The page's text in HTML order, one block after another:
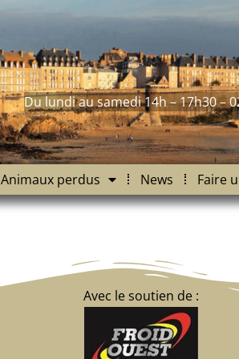
Du lundi au samedi 14h – 17h30 –
Animaux perdus News Faire
Avec le soutien de :